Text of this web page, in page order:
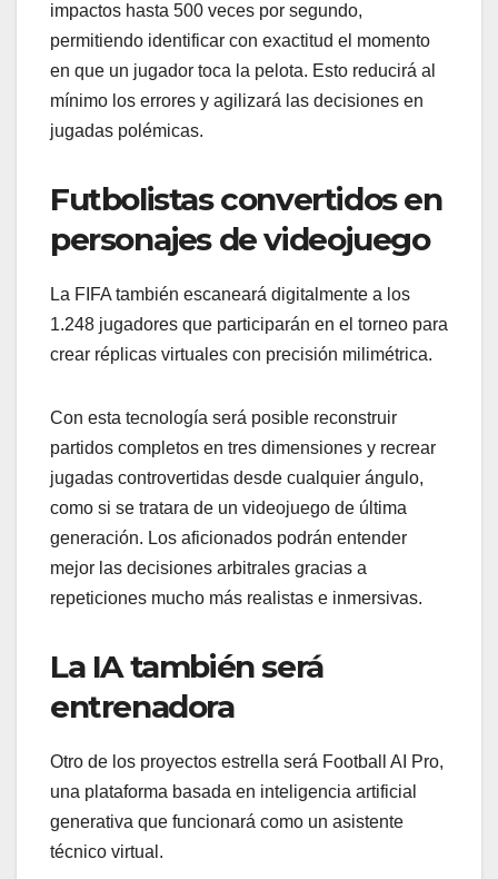
impactos hasta 500 veces por segundo,
permitiendo identificar con exactitud el momento
en que un jugador toca la pelota. Esto reducirá al
mínimo los errores y agilizará las decisiones en
jugadas polémicas.
Futbolistas convertidos en
personajes de videojuego
La FIFA también escaneará digitalmente a los
1.248 jugadores que participarán en el torneo para
crear réplicas virtuales con precisión milimétrica.
Con esta tecnología será posible reconstruir
partidos completos en tres dimensiones y recrear
jugadas controvertidas desde cualquier ángulo,
como si se tratara de un videojuego de última
generación. Los aficionados podrán entender
mejor las decisiones arbitrales gracias a
repeticiones mucho más realistas e inmersivas.
La IA también será
entrenadora
Otro de los proyectos estrella será Football AI Pro,
una plataforma basada en inteligencia artificial
generativa que funcionará como un asistente
técnico virtual.